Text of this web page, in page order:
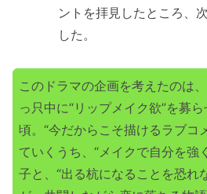
ントを拝見したところ、
した。
このドラマの企画を考えたのは
っ只中に“リップメイク欲”を募
頃。“今だからこそ描けるラブコ
ていくうち、“メイクで自分を強
子と、“出る杭になることを恐れ